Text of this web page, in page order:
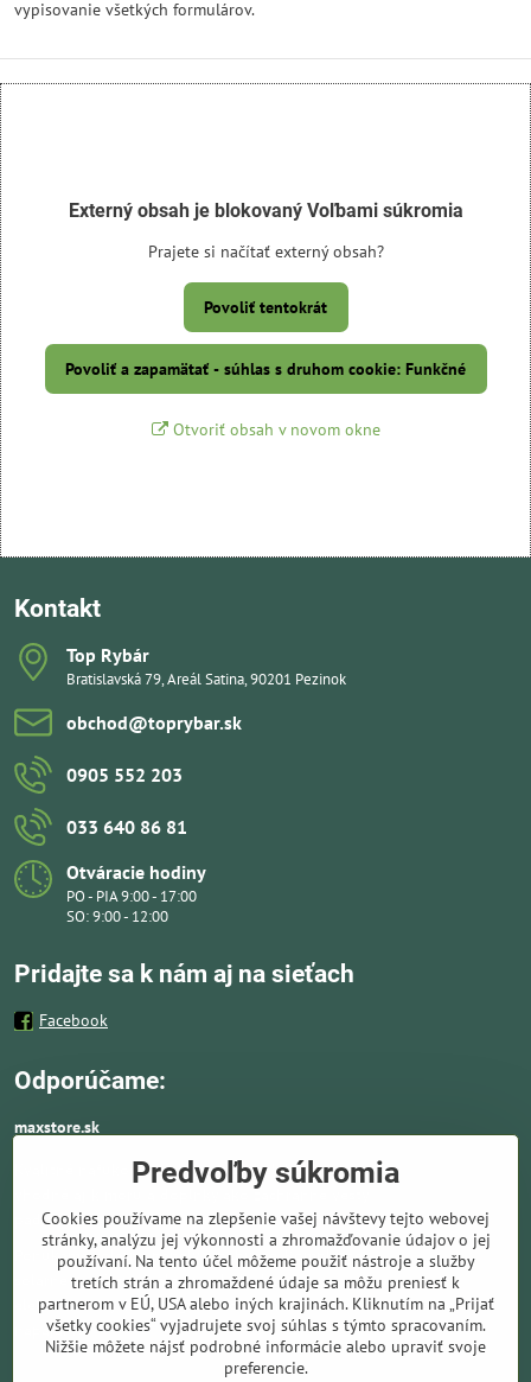
vypisovanie všetkých formulárov.
Externý obsah je blokovaný Voľbami súkromia
Prajete si načítať externý obsah?
Povoliť tentokrát
Povoliť a zapamätať - súhlas s druhom cookie: Funkčné
Otvoriť obsah v novom okne
Kontakt
Top Rybár
Bratislavská 79, Areál Satina, 90201 Pezinok
obchod​@toprybar​.sk
0905 552 203
033 640 86 81
Otváracie hodiny
PO - PIA 9:00 - 17:00
SO: 9:00 - 12:00
Pridajte sa k nám aj na sieťach
Facebook
Odporúčame:
maxstore.sk
Kvalitné nafukovacie člny a lodné elektromotory
vhodné aj k moru a doplnky ako záchranné vesty,
pádla, kotvy a vybavenie pre vodnú turistiku.
Ponúkame solárne panely a nabíjače. Kompletné
solárne systémy ideálne pre lode, karavany,
elektromotory, kemping a všade tam kde chýba bežné sieťové
napájanie.
Predvoľby súkromia
Cookies používame na zlepšenie vašej návštevy tejto webovej
stránky, analýzu jej výkonnosti a zhromažďovanie údajov o jej
používaní. Na tento účel môžeme použiť nástroje a služby
tretích strán a zhromaždené údaje sa môžu preniesť k
partnerom v EÚ, USA alebo iných krajinách. Kliknutím na „Prijať
všetky cookies“ vyjadrujete svoj súhlas s týmto spracovaním.
Nižšie môžete nájsť podrobné informácie alebo upraviť svoje
preferencie.